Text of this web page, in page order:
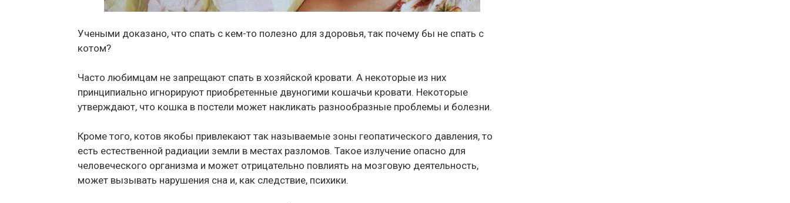
Учеными доказано, что спать с кем-то полезно для здоровья, так почему бы не спать с
котом?
Часто любимцам не запрещают спать в хозяйской кровати. А некоторые из них
принципиально игнорируют приобретенные двуногими кошачьи кровати. Некоторые
утверждают, что кошка в постели может накликать разнообразные проблемы и болезни.
Кроме того, котов якобы привлекают так называемые зоны геопатического давления, то
есть естественной радиации земли в местах разломов. Такое излучение опасно для
человеческого организма и может отрицательно повлиять на мозговую деятельность,
может вызывать нарушения сна и, как следствие, психики.